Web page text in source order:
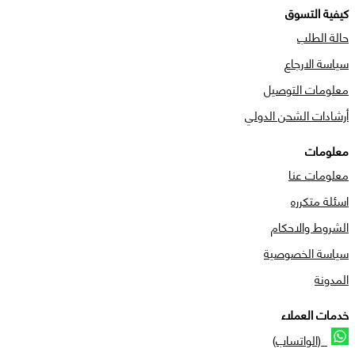
كيفية التسوق
حالة الطلب
سياسة الارجاع
معلومات التوصيل
أرشادات الشحن الدولي
معلومات
معلومات عنا
اسئلة متكرره
الشروط والاحكام
سياسة الخصوصية
المدونة
خدمات العملاء
(الواتساب)